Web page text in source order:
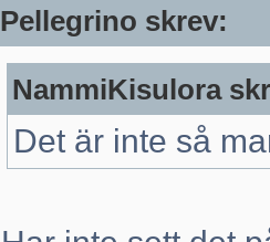
Pellegrino skrev:
NammiKisulora
Det är inte så